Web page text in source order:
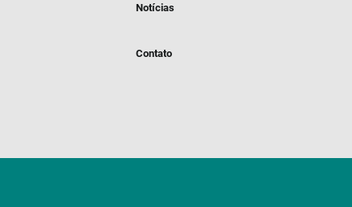
Notícias
Contato